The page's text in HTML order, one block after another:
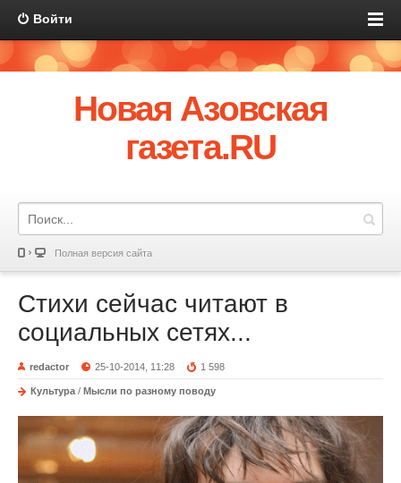
Войти
Новая Азовская
газета.RU
Полная версия сайта
Стихи сейчас читают в
социальных сетях...
redactor 25-10-2014, 11:28 1 598
Культура / Мысли по разному поводу